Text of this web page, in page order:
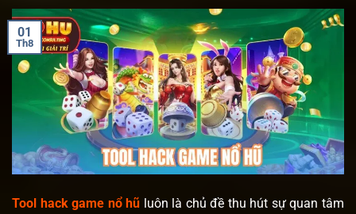
01
Th8
Tool hack game nổ hũ luôn là chủ đề thu hút sự quan tâm